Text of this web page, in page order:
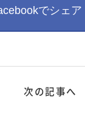
でシェア
次の記事へ